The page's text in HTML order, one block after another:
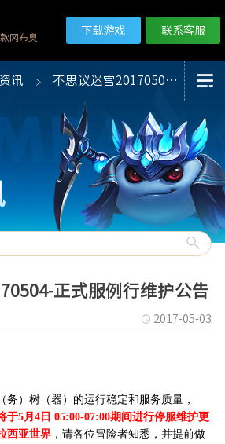
冈布奥
下载游戏 联系客服
讯 不思议迷宫20170504-正式服例行维护公告
正式服例行维护公告
2017-05-03
）树（器）的运行稳定和服务质量，
于5月4日 05:00-07:00期间进行停服维护更
西亚世界 ，请各位冒险者知悉，并提前做